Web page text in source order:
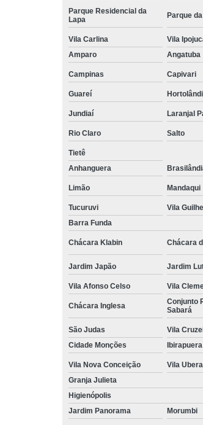
Parque Residencial da
Lapa
Parque
Vila Carlina Vila
Amparo
Angatuba
Campinas Capivari
Guareí
Jundiaí Laranjal
Rio Claro Salto
Tietê
Anhanguera
Limão Mandaqui
Tucuruvi Vila
Barra Funda
Chácara Klabin Chácara
Jardim Japão Jardim
Vila Afonso Celso Vila
Chácara Inglesa
Conjunto
Sabará
São Judas Vila
Cidade Monções
Ibirapuera
Vila Nova Conceição Vila
Granja Julieta
Higienópolis
Jardim Panorama
Morumbi